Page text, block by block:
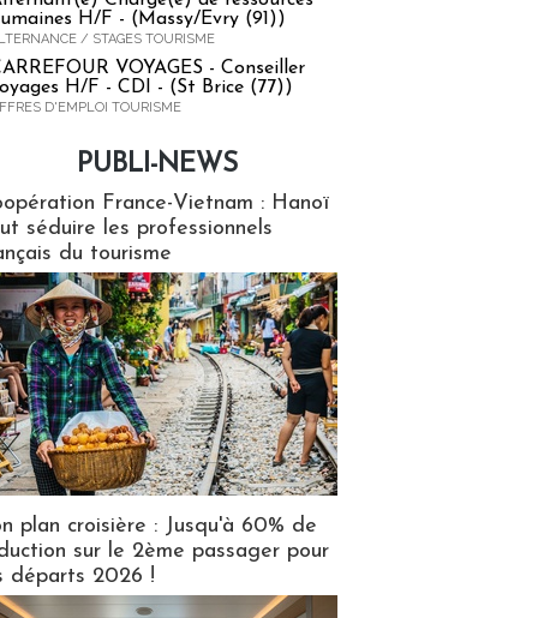
H/F - (Massy/Evry (91))
/ STAGES TOURISME
VOYAGES - Conseiller
H/F - CDI - (St Brice (77))
D'EMPLOI TOURISME
PUBLI-NEWS
France-Vietnam : Hanoï
séduire les professionnels
du tourisme
plan croisière : Jusqu'à 60% de
sur le 2ème passager pour
départs 2026 !